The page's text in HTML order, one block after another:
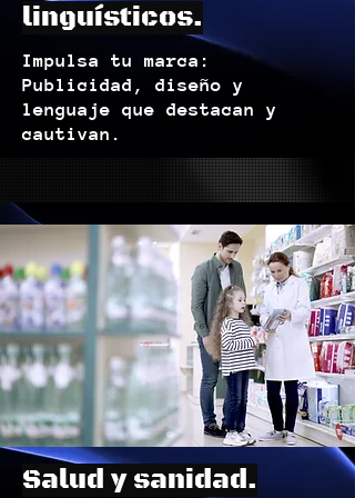
linguísticos.
Impulsa tu marca:
Publicidad, diseño y
lenguaje que destacan y
cautivan.
Salud y sanidad.